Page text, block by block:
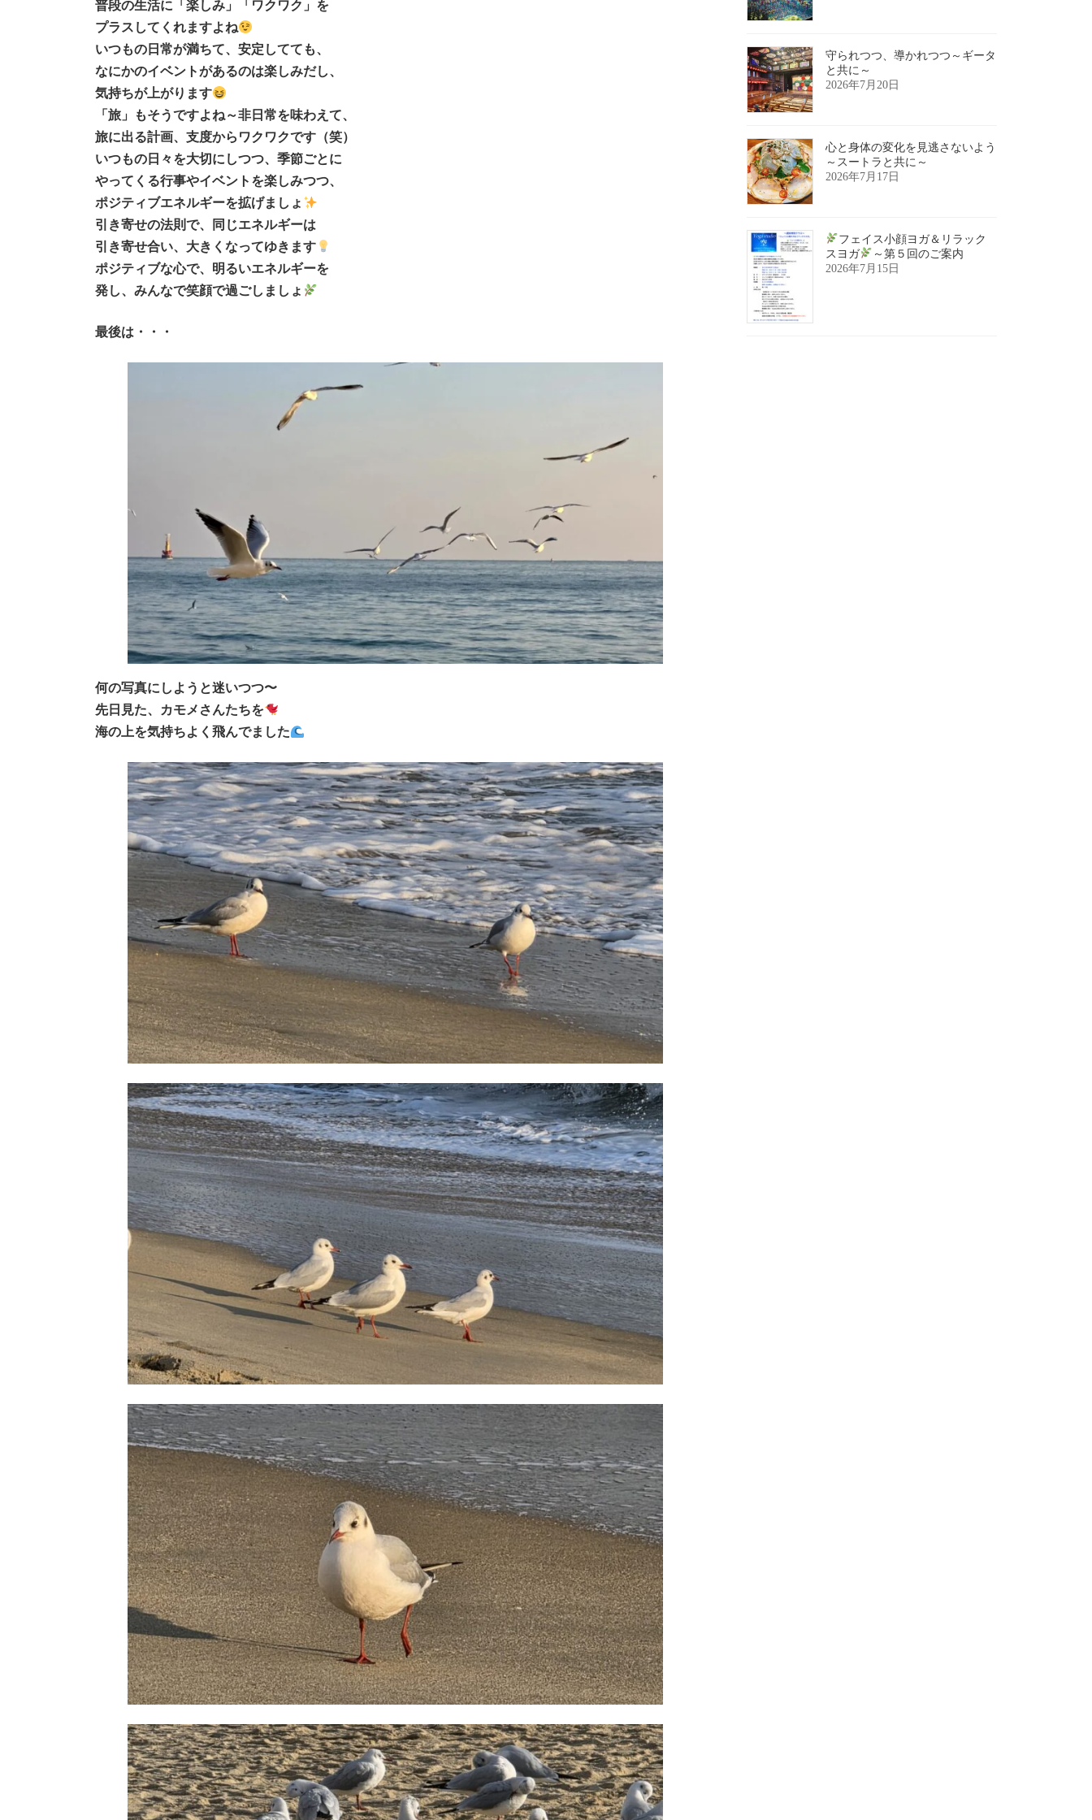
普段の生活に「楽しみ」「ワクワク」を
プラスしてくれますよね
いつもの日常が満ちて、安定してても、
なにかのイベントがあるのは楽しみだし、
気持ちが上がります
「旅」もそうですよね～非日常を味わえて、
旅に出る計画、支度からワクワクです（笑）
いつもの日々を大切にしつつ、季節ごとに
やってくる行事やイベントを楽しみつつ、
ポジティブエネルギーを拡げましょ
引き寄せの法則で、同じエネルギーは
引き寄せ合い、大きくなってゆきます
ポジティブな心で、明るいエネルギーを
発し、みんなで笑顔で過ごしましょ
最後は・・・
何の写真にしようと迷いつつ〜
先日見た、カモメさんたちを
海の上を気持ちよく飛んでました
守られつつ、導かれつつ～ギータ
と共に～
2026年7月20日
心と身体の変化を見逃さないよう
～スートラと共に～
2026年7月17日
フェイス小顔ヨガ＆リラック
スヨガ
～第５回のご案内
2026年7月15日